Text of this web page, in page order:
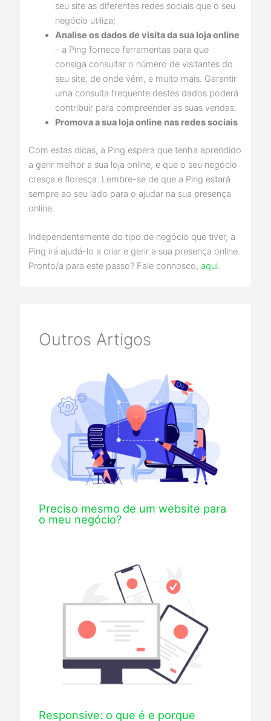
seu site as diferentes redes sociais que o seu
negócio utiliza;
Analise os dados de visita da sua loja online
– a Ping fornece ferramentas para que
consiga consultar o número de visitantes do
seu site, de onde vêm, e muito mais. Garantir
uma consulta frequente destes dados poderá
contribuir para compreender as suas vendas.
Promova a sua loja online nas redes sociais
Com estas dicas, a Ping espera que tenha aprendido
a gerir melhor a sua loja online, e que o seu negócio
cresça e floresça. Lembre-se de que a Ping estará
sempre ao seu lado para o ajudar na sua presença
online.
Independentemente do tipo de negócio que tiver, a
Ping irá ajudá-lo a criar e gerir a sua presença online.
Pronto/a para este passo? Fale connosco,aqui.
Outros Artigos
Preciso mesmo de um website para
o meu negócio?
Responsive: o que é e porque